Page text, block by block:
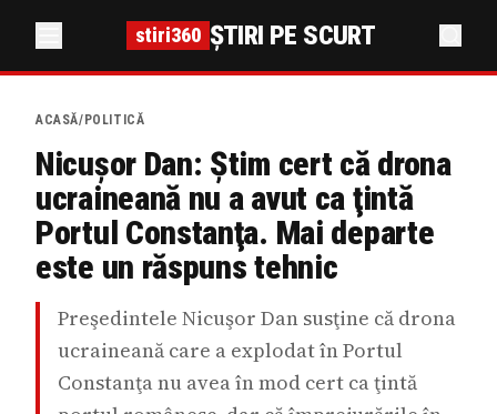
stiri360 ȘTIRI PE SCURT
ACASĂ/ POLITICĂ
Nicuşor Dan: Știm cert că drona
ucraineană nu a avut ca ţintă
Portul Constanţa. Mai departe
este un răspuns tehnic
Preşedintele Nicuşor Dan susţine că drona
ucraineană care a explodat în Portul
Constanţa nu avea în mod cert ca ţintă